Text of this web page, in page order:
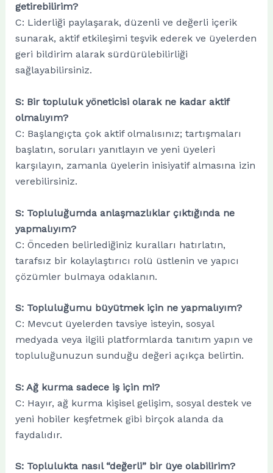
getirebilirim?
C: Liderliği paylaşarak, düzenli ve değerli içerik
sunarak, aktif etkileşimi teşvik ederek ve üyelerden
geri bildirim alarak sürdürülebilirliği
sağlayabilirsiniz.
S: Bir topluluk yöneticisi olarak ne kadar aktif
olmalıyım?
C: Başlangıçta çok aktif olmalısınız; tartışmaları
başlatın, soruları yanıtlayın ve yeni üyeleri
karşılayın, zamanla üyelerin inisiyatif almasına izin
verebilirsiniz.
S: Topluluğumda anlaşmazlıklar çıktığında ne
yapmalıyım?
C: Önceden belirlediğiniz kuralları hatırlatın,
tarafsız bir kolaylaştırıcı rolü üstlenin ve yapıcı
çözümler bulmaya odaklanın.
S: Topluluğumu büyütmek için ne yapmalıyım?
C: Mevcut üyelerden tavsiye isteyin, sosyal
medyada veya ilgili platformlarda tanıtım yapın ve
topluluğunuzun sunduğu değeri açıkça belirtin.
S: Ağ kurma sadece iş için mi?
C: Hayır, ağ kurma kişisel gelişim, sosyal destek ve
yeni hobiler keşfetmek gibi birçok alanda da
faydalıdır.
S: Toplulukta nasıl “değerli” bir üye olabilirim?